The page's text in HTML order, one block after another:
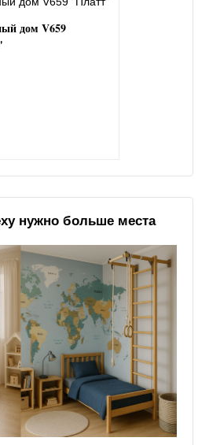
дом V659
нужно больше места